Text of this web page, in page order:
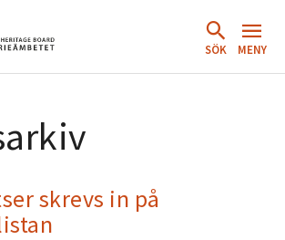
SÖK MENY
skrevs in på